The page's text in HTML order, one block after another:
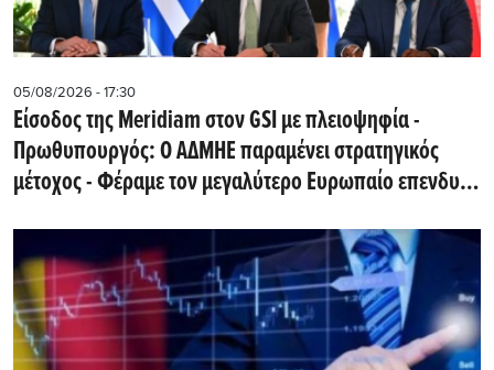
05/08/2026 - 17:30
Eίσοδος της Meridiam στον GSI με πλειοψηφία -
Πρωθυπουργός: Ο ΑΔΜΗΕ παραμένει στρατηγικός
μέτοχος - Φέραμε τον μεγαλύτερο Ευρωπαίο επενδυτή